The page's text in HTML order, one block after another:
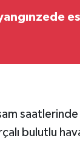
bulutlu